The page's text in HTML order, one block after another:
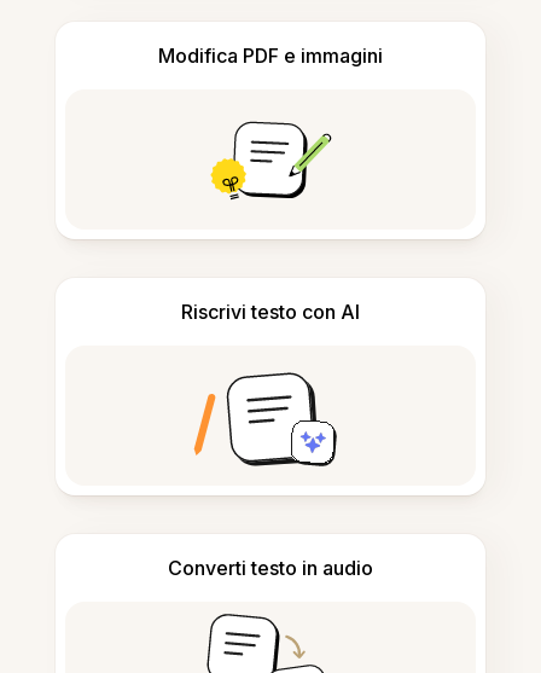
Modifica PDF e immagini
Riscrivi testo con AI
Converti testo in audio